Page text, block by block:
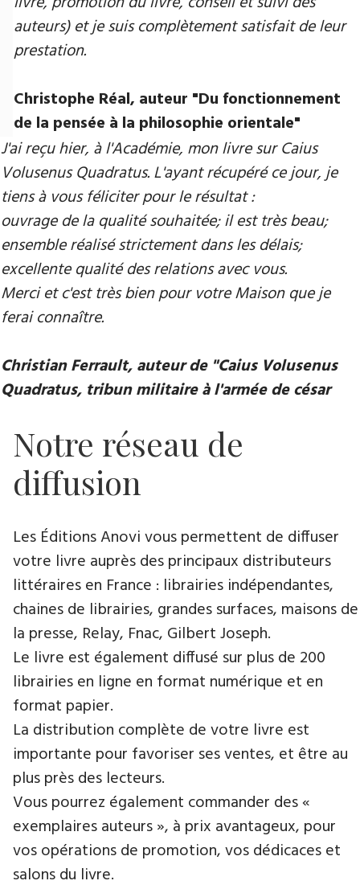
auteurs) et je suis complètement satisfait de leur
prestation.
Christophe Réal, auteur "Du fonctionnement
de la pensée à la philosophie orientale"
J'ai reçu hier, à l'Académie, mon livre sur Caius
Volusenus Quadratus. L'ayant récupéré ce jour, je
tiens à vous féliciter pour le résultat :
ouvrage de la qualité souhaitée; il est très beau;
ensemble réalisé strictement dans les délais;
excellente qualité des relations avec vous.
Merci et c'est très bien pour votre Maison que je
ferai connaître.
Christian Ferrault, auteur de "Caius Volusenus
Quadratus, tribun militaire à l'armée de césar
Notre réseau de
diffusion
Les Éditions Anovi vous permettent de diffuser
votre livre auprès des principaux distributeurs
littéraires en France : librairies indépendantes,
chaines de librairies, grandes surfaces, maisons de
la presse, Relay, Fnac, Gilbert Joseph.
Le livre est également diffusé sur plus de 200
librairies en ligne en format numérique et en
format papier.
La distribution complète de votre livre est
importante pour favoriser ses ventes, et être au
plus près des lecteurs.
Vous pourrez également commander des «
exemplaires auteurs », à prix avantageux, pour
vos opérations de promotion, vos dédicaces et
salons du livre.